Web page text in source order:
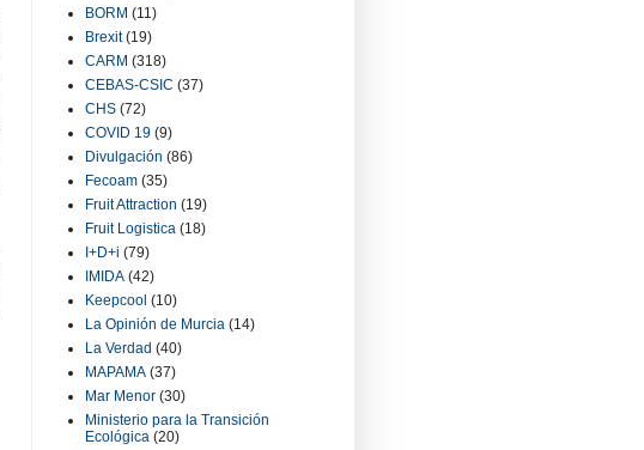
BORM (11)
Brexit (19)
CARM (318)
CEBAS-CSIC (37)
CHS (72)
COVID 19 (9)
Divulgación (86)
Fecoam (35)
Fruit Attraction (19)
Fruit Logistica (18)
I+D+i (79)
IMIDA (42)
Keepcool (10)
La Opinión de Murcia (14)
La Verdad (40)
MAPAMA (37)
Mar Menor (30)
Ministerio para la Transición
Ecológica (20)